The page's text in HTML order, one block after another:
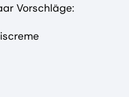
Vorschläge: